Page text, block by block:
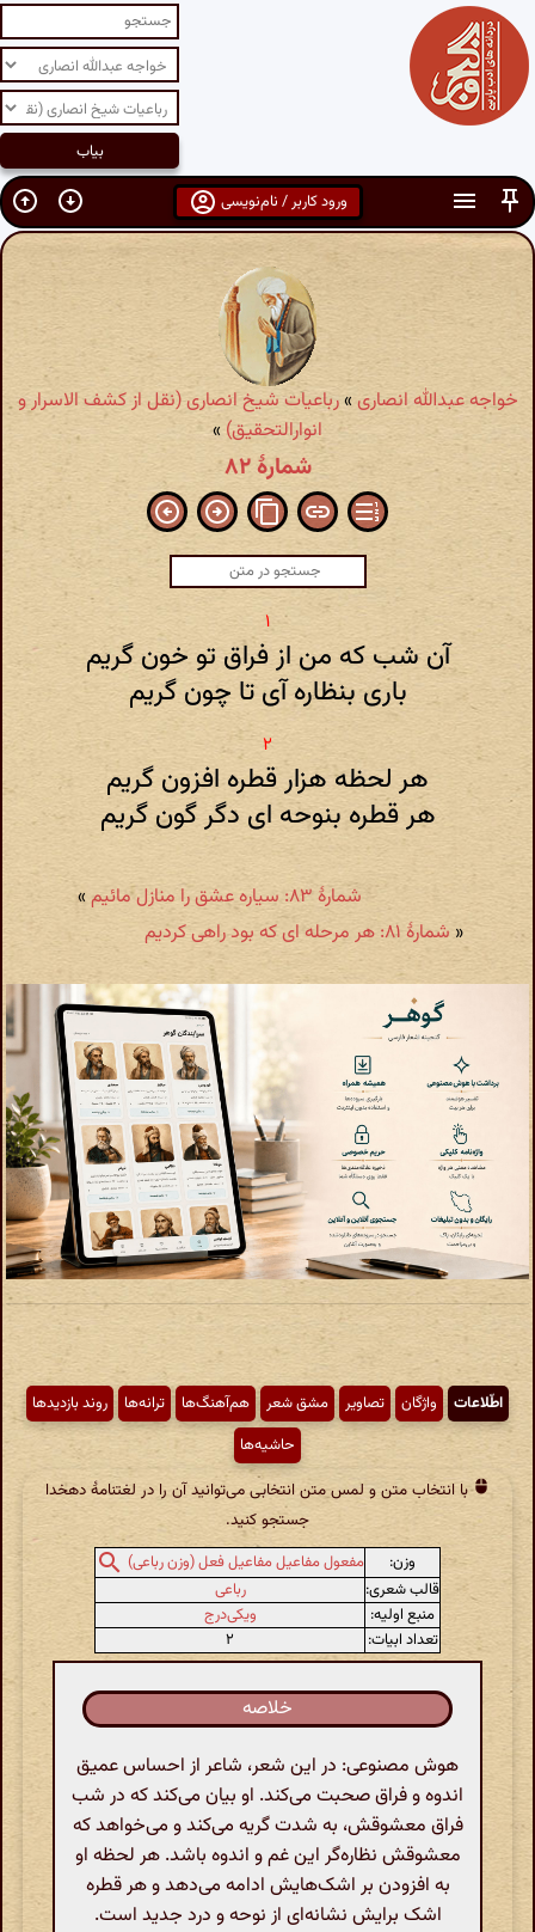
ورود کاربر / نام‌نویسی
خواجه عبدالله انصاری»رباعیات شیخ انصاری (نقل از کشف الاسرار و
انوارالتحقیق) »
شمارهٔ ۸۲
آن شب که من از فراق تو خون گریم
باری بنظاره آی تا چون گریم
هر لحظه هزار قطره افزون گریم
هر قطره بنوحه ای دگر گون گریم
شمارهٔ ۸۳: سیاره عشق را منازل مائیم
»
« شمارهٔ ۸۱: هر مرحله ای که بود راهی کردیم
اطّلاعات واژگان تصاویر مشق شعر هم‌آهنگ‌ها ترانه‌ها
روند بازدیدها
حاشیه‌ها
با انتخاب متن و لمس متن انتخابی می‌توانید آن را در لغتنامهٔ دهخدا
جستجو کنید.
وزن:
مفعول مفاعیل مفاعیل فعل (وزن رباعی)
قالب شعری:
رباعی
منبع اولیه:
ویکی‌درج
تعداد ابیات:
۲
خلاصه
هوش مصنوعی: در این شعر، شاعر از احساس عمیق
اندوه و فراق صحبت می‌کند. او بیان می‌کند که در شب
فراق معشوقش، به شدت گریه می‌کند و می‌خواهد که
معشوقش نظاره‌گر این غم و اندوه باشد. هر لحظه او
به افزودن بر اشک‌هایش ادامه می‌دهد و هر قطره
اشک برایش نشانه‌ای از نوحه و درد جدید است.